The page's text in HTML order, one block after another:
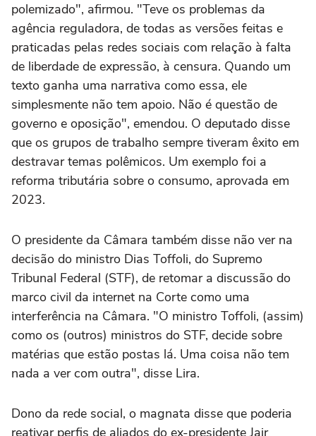
polemizado", afirmou. "Teve os problemas da
agência reguladora, de todas as versões feitas e
praticadas pelas redes sociais com relação à falta
de liberdade de expressão, à censura. Quando um
texto ganha uma narrativa como essa, ele
simplesmente não tem apoio. Não é questão de
governo e oposição", emendou. O deputado disse
que os grupos de trabalho sempre tiveram êxito em
destravar temas polêmicos. Um exemplo foi a
reforma tributária sobre o consumo, aprovada em
2023.
O presidente da Câmara também disse não ver na
decisão do ministro Dias Toffoli, do Supremo
Tribunal Federal (STF), de retomar a discussão do
marco civil da internet na Corte como uma
interferência na Câmara. "O ministro Toffoli, (assim)
como os (outros) ministros do STF, decide sobre
matérias que estão postas lá. Uma coisa não tem
nada a ver com outra", disse Lira.
Dono da rede social, o magnata disse que poderia
reativar perfis de aliados do ex-presidente Jair